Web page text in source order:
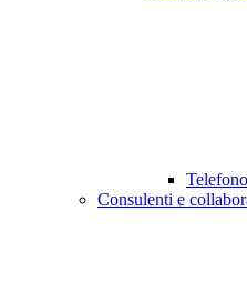
Consulenti e